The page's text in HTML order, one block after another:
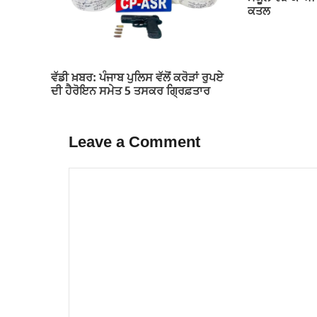
ਵੱਡੀ ਖ਼ਬਰ: ਪੰਜਾਬ ਪੁਲਿਸ ਵੱਲੋਂ ਕਰੋੜਾਂ ਰੁਪਏ
ਦੀ ਹੈਰੋਇਨ ਸਮੇਤ 5 ਤਸਕਰ ਗ੍ਰਿਫ਼ਤਾਰ
ਕਤਲ
Leave a Comment